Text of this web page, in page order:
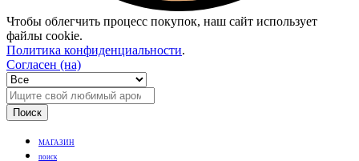
Чтобы облегчить процесс покупок, наш сайт использует
файлы cookie.
Политика конфиденциальности.
Согласен (на)
Поиск
МАГАЗИН
поиск